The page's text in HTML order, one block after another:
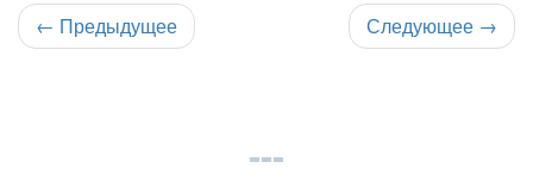
← Предыдущее Следующее →